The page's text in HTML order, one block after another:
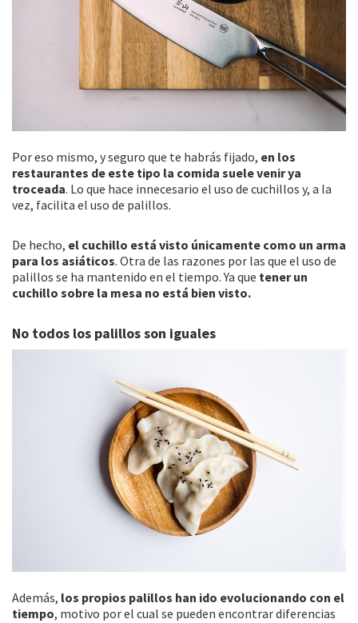
Por eso mismo, y seguro que te habrás fijado, en los
restaurantes de este tipo la comida suele venir ya
troceada. Lo que hace innecesario el uso de cuchillos y, a la
vez, facilita el uso de palillos.
De hecho, el cuchillo está visto únicamente como un arma
para los asiáticos. Otra de las razones por las que el uso de
palillos se ha mantenido en el tiempo. Ya que tener un
cuchillo sobre la mesa no está bien visto.
No todos los palillos son iguales
Además, los propios palillos han ido evolucionando con el
tiempo, motivo por el cual se pueden encontrar diferencias